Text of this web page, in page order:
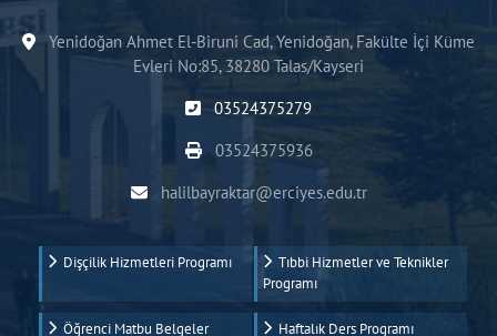
Yenidoğan Ahmet El-Biruni Cad, Yenidoğan, Fakülte İçi Küme
Evleri No:85, 38280 Talas/Kayseri
03524375279
03524375936
halilbayraktar@erciyes.edu.tr
Dişçilik Hizmetleri Programı
Tıbbi Hizmetler ve Teknikler
Programı
Öğrenci Matbu Belgeler Haftalık Ders Programı